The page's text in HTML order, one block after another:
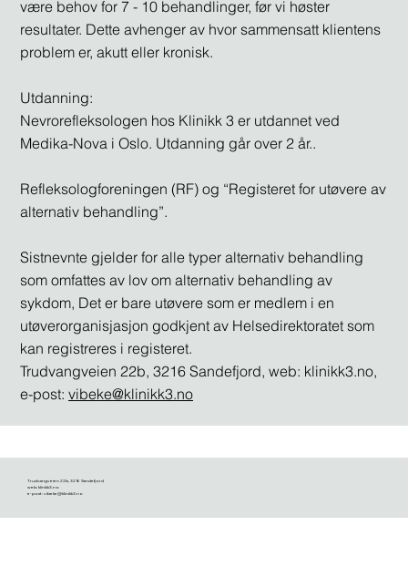
være behov for 7 - 10 behandlinger, før vi høster
resultater. Dette avhenger av hvor sammensatt klientens
problem er, akutt eller kronisk.
Utdanning:
Nevrorefleksologen hos Klinikk 3 er utdannet ved
Medika-Nova i Oslo. Utdanning går over 2 år..
Refleksologforeningen (RF) og “Registeret for utøvere av
alternativ behandling”.
Sistnevnte gjelder for alle typer alternativ behandling
som omfattes av lov om alternativ behandling av
sykdom, Det er bare utøvere som er medlem i en
utøverorganisjasjon godkjent av Helsedirektoratet som
kan registreres i registeret.
Trudvangveien 22b, 3216 Sandefjord, web: klinikk3.no,
e-post:vibeke@klinikk3.no
Trudvangveien 22b, 3216 Sandefjord
web: klinikk3.no
e-post:vibeke@klinikk3.no